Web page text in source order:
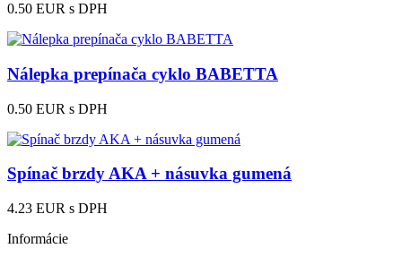
0.50 EUR s DPH
Nálepka prepínača cyklo BABETTA
0.50 EUR s DPH
Spínač brzdy AKA + násuvka gumená
4.23 EUR s DPH
Informácie